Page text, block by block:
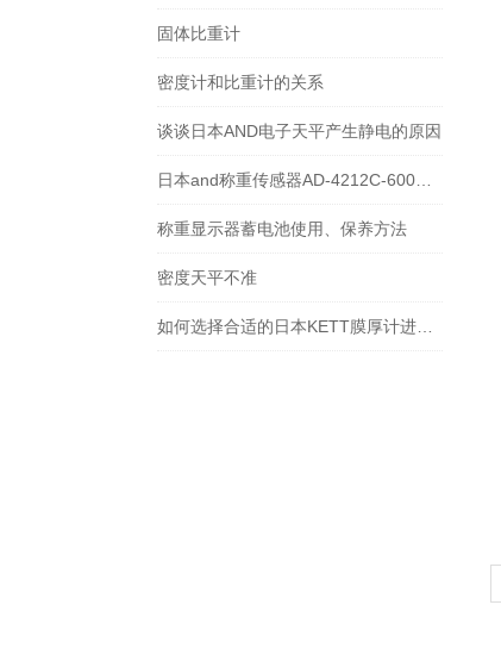
固体比重计
密度计和比重计的关系
谈谈日本AND电子天平产生静电的原因
称重显示器蓄电池使用、保养方法
密度天平不准